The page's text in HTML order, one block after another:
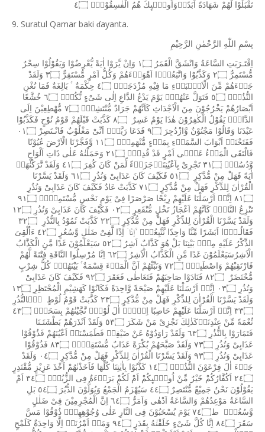
تَقْبَلُوْا
لَهُمْ شَهَادَةً اَبَدًاۚوَاُولٰۤٮِٕكَ هُمُ الْفٰسِقُوْنَۙ ٤۝
9. Suratul Qamar baki ɗayanta.
بِسْمِ اللّٰهِ الرَّحْمٰنِ الرَّحِيْمِ
اِقْتَـرَبَتِ السَّاعَةُ وَانْشَقَّ الْقَمَرُ ١۝ وَاِنْ يَّرَوْا اٰيَةً يُّعْرِضُوْا وَيَقُوْلُوْا
سِحْرٌ
مُّسْتَمِرٌّ ٢۝ وَكَذَّبُوْا وَاتَّبَعُوْۤا اَهْوَاۤءَهُمْ وَكُلُّ اَمْرٍ مُّسْتَقِرٌّ ٣۝ وَلَقَدْ
جَاۤءَهُمْ مِّنَ الْاَنْۢبَاۤءِ مَا فِيْهِ مُزْدَجَرٌۙ ٤۝ حِكْمَةٌ بَالِغَةٌ فَمَا تُغْنِ
النُّذُرُۙ ٥۝ فَتَوَلَّ عَنْهُمْۘ يَوْمَ يَدْعُ الدَّاعِ اِلٰى شَىْءٍ نُّكُرٍۙ ٦۝ خُشَّعًا
اَبْصَارُهُمْ يَخْرُجُوْنَ مِنَ الْاَجْدَاثِ كَاَنَّهُمْ جَرَادٌ مُّنْتَشِرٌۙ ٧۝ مُّهْطِعِيْنَ
اِلَى
الدَّاعِۗ يَقُوْلُ الْكٰفِرُوْنَ هٰذَا يَوْمٌ عَسِرٌ ٨۝ كَذَّبَتْ قَبْلَهُمْ قَوْمُ نُوْحٍ فَكَذَّبُوْا
عَبْدَنَا وَقَالُوْا مَجْنُوْنٌ وَّازْدُجِرَ ٩۝ فَدَعَا رَبَّهٗۤ اَنِّىْ مَغْلُوْبٌ فَانْـتَصِرْ ٠١۝
فَفَتَحْنَاۤ اَبْوَابَ السَّمَاۤءِ بِمَاۤءٍ مُّنْهَمِرٍۖ ١١۝ وَّفَجَّرْنَا الْاَرْضَ عُيُوْنًا
فَالْتَقَى
الْمَاۤءُ عَلٰۤى اَمْرٍ قَدْ قُدِرَۚ ٢١۝ وَحَمَلْنٰهُ عَلٰى ذَاتِ
اَلْوَاحٍ
وَّدُسُرٍۙ ٣١۝ تَجْرِىْ بِاَعْيُنِنَاۚجَزَاۤءً لِّمَنْ كَانَ كُفِرَ ٤١۝ وَلَقَدْ تَّرَكْنٰهَاۤ
اٰيَةً فَهَلْ مِنْ مُّدَّكِرٍ ٥١۝ فَكَيْفَ كَانَ عَذَابِىْ وَنُذُرِ ٦١۝ وَلَقَدْ يَسَّرْنَا
الْقُرْاٰنَ لِلذِّكْرِ فَهَلْ مِنْ مُّدَّكِرٍ ٧١۝ كَذَّبَتْ عَادٌ فَكَيْفَ كَانَ عَذَابِىْ وَنُذُرِ
٨١۝ اِنَّاۤ اَرْسَلْنَا عَلَيْهِمْ رِيْحًا صَرْصَرًا فِىْ يَوْمِ نَحْسٍ مُّسْتَمِرٍّۙ ٩١۝
تَنْزِعُ
النَّاسَۙ كَاَنَّهُمْ اَعْجَازُ نَخْلٍ مُّنْقَعِرٍ ٠٢۝ فَكَيْفَ كَانَ عَذَابِىْ وَنُذُرِ ١٢۝
وَلَقَدْ يَسَّرْنَا الْقُرْاٰنَ لِلذِّكْرِ فَهَلْ مِنْ مُّدَّكِرٍ ٢٢۝ كَذَّبَتْ ثَمُوْدُ بِالنُّذُرِ
٣٢۝
فَقَالُـوْۤا
اَبَشَرًا مِّنَّا وَاحِدًا نَّتَّبِعُهٗۤ ۙاِنَّاۤ اِذًا لَّفِىْ ضَلٰلٍ وَّسُعُرٍ ٤٢۝ ءَاُلْقِىَ
الذِّكْرُ عَلَيْهِ مِنْۢ بَيْنِنَا بَلْ هُوَ كَذَّابٌ اَشِرٌ ٥٢۝ سَيَعْلَمُوْنَ غَدًا مَّنِ
الْكَذَّابُ
الْاَشِرُسَيَعْلَمُوْنَ غَدًا مَّنِ الْكَذَّابُ الْاَشِرُ ٦٢۝ اِنَّا مُرْسِلُوا النَّاقَةِ فِتْنَةً لَّهُمْ
فَارْتَقِبْهُمْ وَاصْطَبِرْۖ ٧٢۝ وَنَبِّئْهُمْ اَنَّ الْمَاۤءَ قِسْمَةٌ بَيْنَهُمْۚ كُلُّ شِرْبٍ
مُّحْتَضَرٌ
٨٢۝ فَنَادَوْا صَاحِبَهُمْ فَتَعَاطٰى فَعَقَرَ ٩٢۝ فَكَيْفَ كَانَ عَذَابِىْ
وَنُذُرِ ٠٣۝ اِنَّاۤ اَرْسَلْنَا عَلَيْهِمْ صَيْحَةً وَّاحِدَةً فَكَانُوْا كَهَشِيْمِ الْمُحْتَظِرِ ١٣۝
وَلَقَدْ يَسَّرْنَا الْقُرْاٰنَ لِلذِّكْرِ فَهَلْ مِنْ مُّدَّكِرٍ ٢٣۝ كَذَّبَتْ قَوْمُ لُوْطٍ
بِۢالنُّذُرِ
٣٣۝ اِنَّاۤ اَرْسَلْنَا عَلَيْهِمْ حَاصِبًا اِلَّاۤ اٰلَ لُوْطٍۗ نَّجَّيْنٰهُمْ بِسَحَرٍۙ ٤٣۝
نِّعْمَةً مِّنْ عِنْدِنَاۗكَذٰلِكَ نَجْزِىْ مَنْ شَكَرَ ٥٣۝ وَلَقَدْ اَنْذَرَهُمْ بَطْشَتَـنَا
فَتَمَارَوْا
بِالنُّذُرِ ٦٣۝ وَلَقَدْ رَاوَدُوْهُ عَنْ ضَيْفِهٖ فَطَمَسْنَاۤ اَعْيُنَهُمْ فَذُوْقُوْا
عَذَابِىْ وَنُذُرِ ٧٣۝ وَلَقَدْ صَبَّحَهُمْ بُكْرَةً عَذَابٌ مُّسْتَقِرٌّۚ ٨٣۝ فَذُوْقُوْا
عَذَابِىْ وَنُذُرِ ٩٣۝ وَلَقَدْ يَسَّرْنَا الْقُرْاٰنَ لِلذِّكْرِ فَهَلْ مِنْ مُّدَّكِرٍ ٠٤۝ وَلَقَدْ
جَاۤءَ
اٰلَ فِرْعَوْنَ النُّذُرُۚ ١٤۝ كَذَّبُوْا بِاٰيٰتِنَا كُلِّهَا فَاَخَذْنٰهُمْ اَخْذَ عَزِيْزٍ مُّقْتَدِرٍ
٢٤۝ اَكُفَّارُكُمْ خَيْرٌ مِّنْ اُولٰۤٮِٕكُمْ اَمْ لَكُمْ بَرَاۤءَةٌ فِى الزُّبُرِۚ ٣٤۝ اَمْ
يَقُوْلُوْنَ نَحْنُ جَمِيْعٌ مُّنْتَصِرٌ ٤٤۝ سَيُهْزَمُ الْجَمْعُ وَيُوَلُّوْنَ الدُّبُرَ ٥٤۝ بَلِ
السَّاعَةُ مَوْعِدُهُمْ وَالسَّاعَةُ اَدْهٰى وَاَمَرُّ ٦٤۝ اِنَّ الْمُجْرِمِيْنَ فِىْ ضَلٰلٍ
وَّسُعُرٍۘ
ط٧٤۝ يَوْمَ يُسْحَبُوْنَ فِى النَّارِ عَلٰى وُجُوْهِهِمْۗ ذُوْقُوْا
مَسَّ
سَقَرَ ٨٤۝ اِنَّا كُلَّ شَىْءٍ خَلَقْنٰهُ بِقَدَرٍ ٩٤۝ وَمَاۤ اَمْرُنَاۤ اِلَّا وَاحِدَةٌ كَلَمْحٍ